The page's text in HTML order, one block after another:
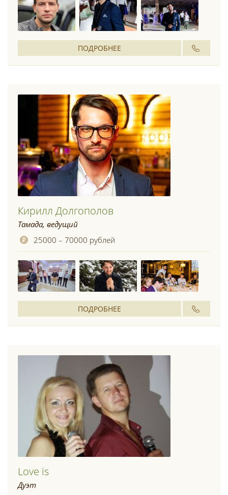
ПОДРОБНЕЕ
Кирилл Долгополов
Тамада, ведущий
25000 – 70000 рублей
ПОДРОБНЕЕ
Love is
Дуэт